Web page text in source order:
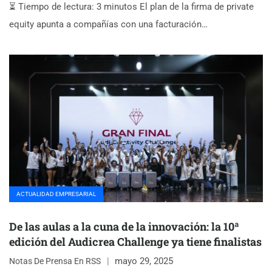
⏳ Tiempo de lectura: 3 minutos El plan de la firma de private
equity apunta a compañías con una facturación…
ACTUALIDAD EMPRESARIAL
De las aulas a la cuna de la innovación: la 10ª
edición del Audicrea Challenge ya tiene finalistas
Notas De Prensa En RSS
mayo 29, 2025